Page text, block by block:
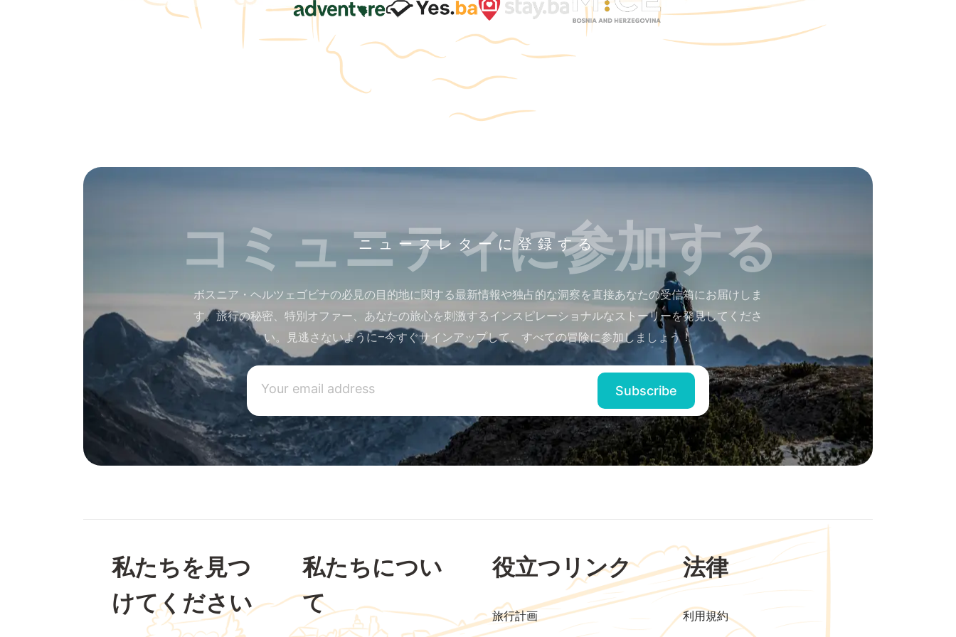
ニュースレターに登録する
コミュニティに参加する
ボスニア・ヘルツェゴビナの必見の目的地に関する最新情報や独占的な洞察を直接あなたの受信箱にお届けしま
す。旅行の秘密、特別オファー、あなたの旅心を刺激するインスピレーショナルなストーリーを発見してくださ
い。見逃さないように–今すぐサインアップして、すべての冒険に参加しましょう！
私たちを見つ
けてください
私たちについ
て
役立つリンク
旅行計画
法律
利用規約